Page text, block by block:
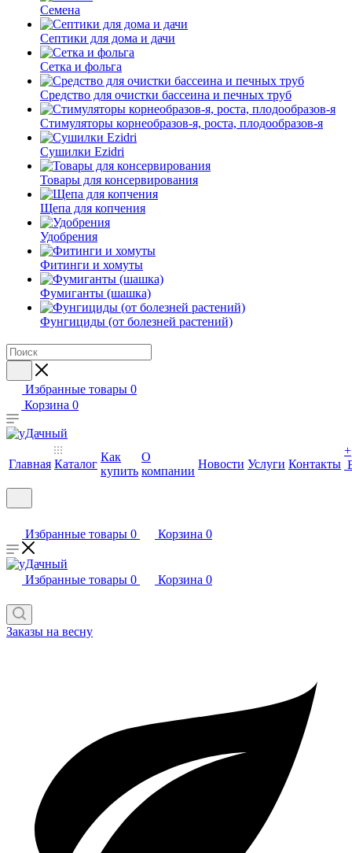
Семена
Септики для дома и дачи
Сетка и фольга
Средство для очистки бассеина и печных труб
Стимуляторы корнеобразов-я, роста, плодообразов-я
Сушилки Ezidri
Товары для консервирования
Щепа для копчения
Удобрения
Фитинги и хомуты
Фумиганты (шашка)
Фунгициды (от болезней растений)
Избранные товары 0
Корзина 0
Главная Каталог
Как
купить
О
компании
Новости Услуги Контакты
+
Избранные товары 0 Корзина 0
Избранные товары 0 Корзина 0
Заказы на весну